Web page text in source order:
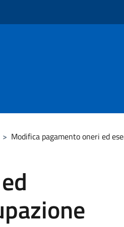
> Modifica pagamento oneri ed